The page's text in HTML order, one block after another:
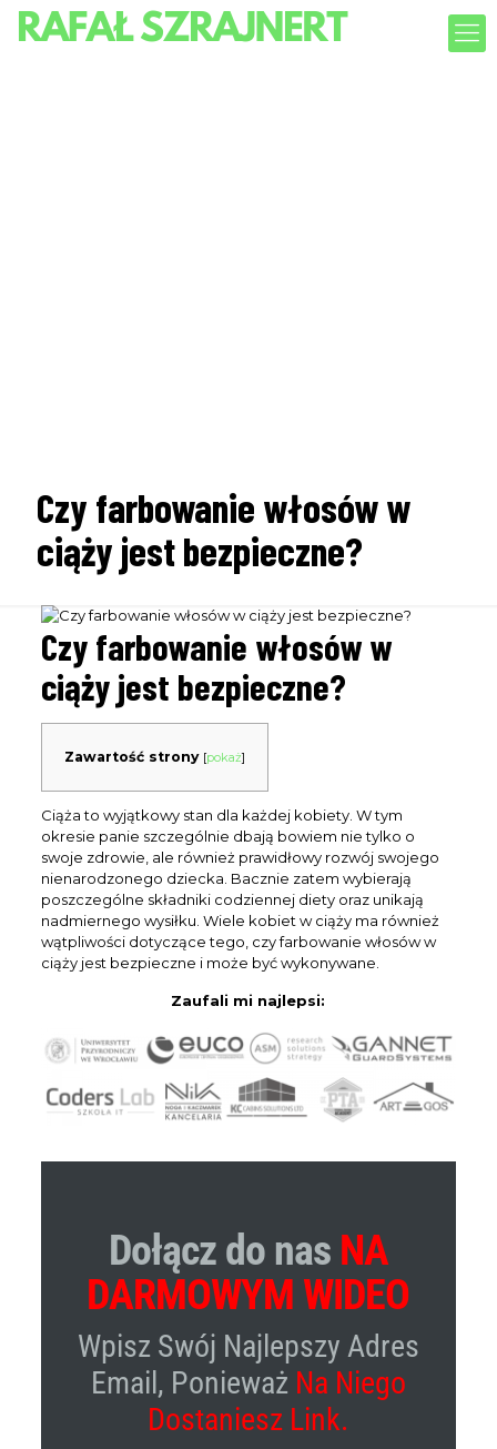
Czy farbowanie włosów w
ciąży jest bezpieczne?
Czy farbowanie włosów w
ciąży jest bezpieczne?
Zawartość strony [pokaż]
Ciąża to wyjątkowy stan dla każdej kobiety. W tym
okresie panie szczególnie dbają bowiem nie tylko o
swoje zdrowie, ale również prawidłowy rozwój swojego
nienarodzonego dziecka. Bacznie zatem wybierają
poszczególne składniki codziennej diety oraz unikają
nadmiernego wysiłku. Wiele kobiet w ciąży ma również
wątpliwości dotyczące tego, czy farbowanie włosów w
ciąży jest bezpieczne i może być wykonywane.
Zaufali mi najlepsi:
Dołącz do nas NA
DARMOWYM WIDEO
Wpisz Swój Najlepszy Adres
Email, Ponieważ Na Niego
Dostaniesz Link.